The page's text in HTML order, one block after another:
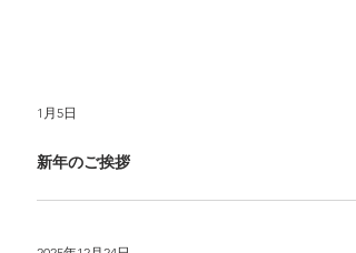
新年のご挨拶